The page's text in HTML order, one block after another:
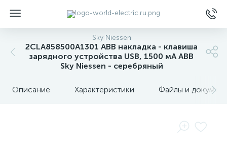
Sky Niessen
2CLA858500A1301 ABB накладка - клавиша
зарядного устройства USB, 1500 мА ABB
Sky Niessen - серебряный
Описание Характеристики Файлы и